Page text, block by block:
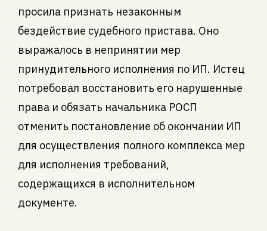
просила признать незаконным
бездействие судебного пристава. Оно
выражалось в непринятии мер
принудительного исполнения по ИП. Истец
потребовал восстановить его нарушенные
права и обязать начальника РОСП
отменить постановление об окончании ИП
для осуществления полного комплекса мер
для исполнения требований,
содержащихся в исполнительном
документе.